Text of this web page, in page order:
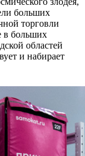
больших
торговли
в больших
областей
и набирает